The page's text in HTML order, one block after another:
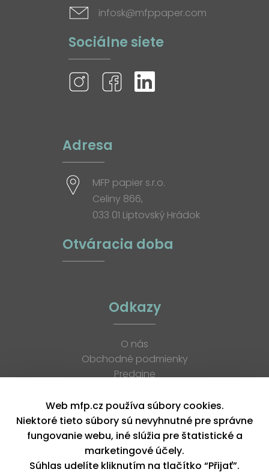
infosk@mfppaper.com
Sociálne siete
Adresa
MFP papier s.r.o.
Celiny 866,
033 01 Liptovský Hrádok
Otváracia doba
Odkazy
O nás
Obchodné podmienky
Predajne
K stiahnutiu
Blog
Kontakt
Kariéra
XML feed
Web mfp.cz používa súbory cookies.
Niektoré tieto súbory sú nevyhnutné pre správne
fungovanie webu, iné slúžia pre štatistické a
marketingové účely.
Súhlas udelíte kliknutím na tlačítko “Přijať”.